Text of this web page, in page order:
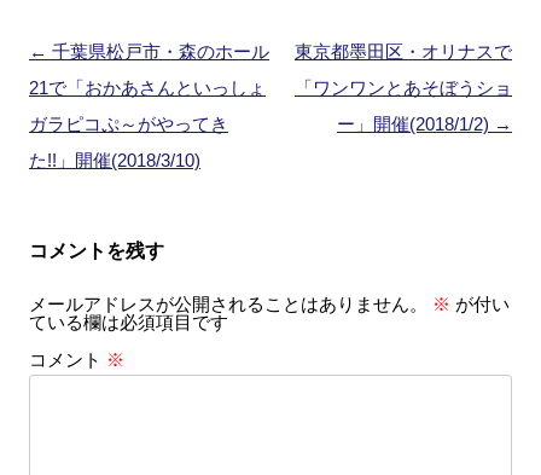
投
稿
ナ
ビ
ョ
← 千葉県松戸市・森のホール
21で「おかあさんといっしょ
ガラピコぷ～がやってき
た!!」開催(2018/3/10)
東京都墨田区・オリナスで
「ワンワンとあそぼうショ
ー」開催(2018/1/2) →
コメントを残す
メールアドレスが公開されることはありません。 ※ が付い
ている欄は必須項目です
コメント ※